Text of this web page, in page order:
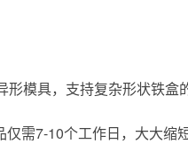
模具，支持复杂形状铁盒
需7-10个工作日，大大缩